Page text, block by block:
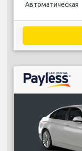
Автоматическая